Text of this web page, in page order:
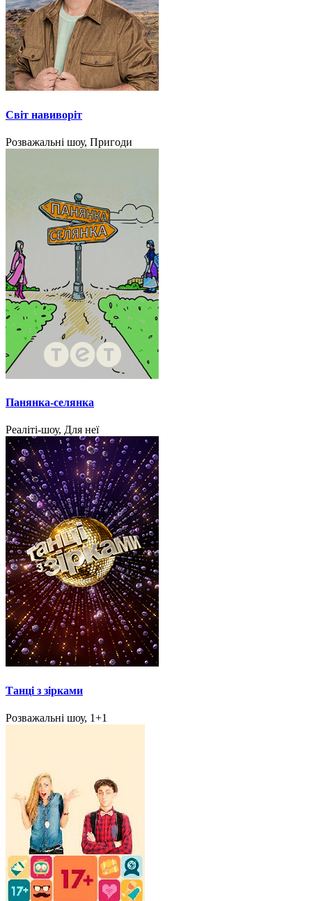
Світ навиворіт
Розважальні шоу, Пригоди
Панянка-селянка
Реаліті-шоу, Для неї
Танці з зірками
Розважальні шоу, 1+1